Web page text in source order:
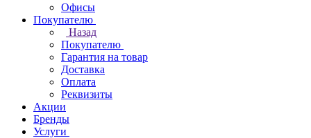
Офисы
Покупателю
Назад
Покупателю
Гарантия на товар
Доставка
Оплата
Реквизиты
Акции
Бренды
Услуги